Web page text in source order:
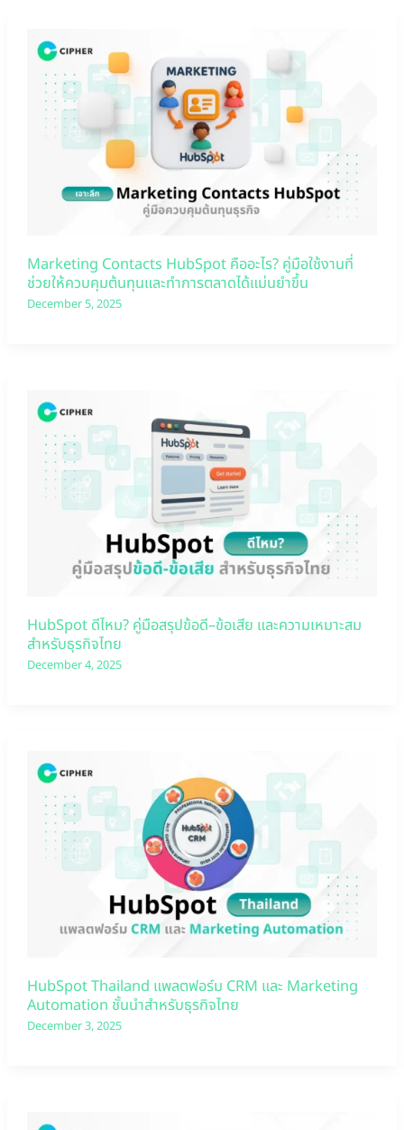
Marketing Contacts HubSpot คืออะไร? คู่มือใช้งานที่
ช่วยให้ควบคุมต้นทุนและทำการตลาดได้แม่นยำขึ้น
December 5, 2025
HubSpot ดีไหม? คู่มือสรุปข้อดี–ข้อเสีย และความเหมาะสม
สำหรับธุรกิจไทย
December 4, 2025
HubSpot Thailand แพลตฟอร์ม CRM และ Marketing
Automation ชั้นนำสำหรับธุรกิจไทย
December 3, 2025